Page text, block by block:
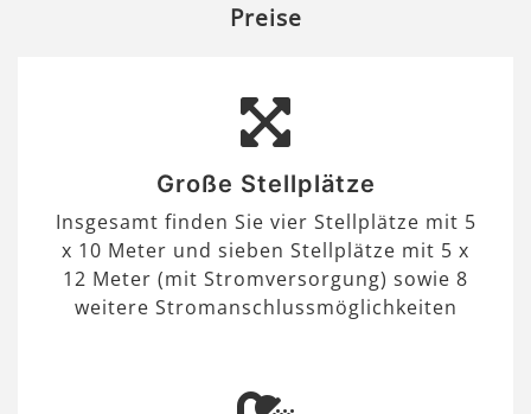
Preise
Große Stellplätze
Insgesamt finden Sie vier Stellplätze mit 5
x 10 Meter und sieben Stellplätze mit 5 x
12 Meter (mit Stromversorgung) sowie 8
weitere Stromanschlussmöglichkeiten